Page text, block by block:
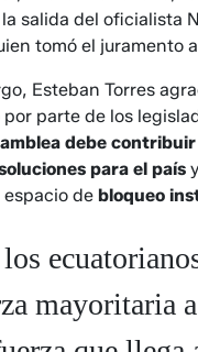
salida del oficialista
tomó el juramento
Esteban Torres
parte de los
debe contribuir
para el país
de bloqueo
mayoritaria